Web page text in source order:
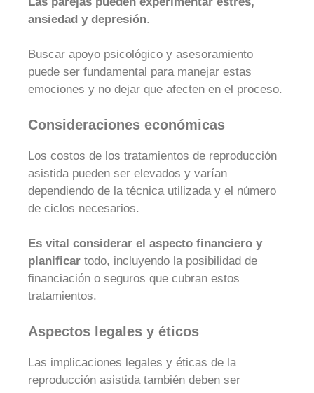
ansiedad y depresión.
Buscar apoyo psicológico y asesoramiento
puede ser fundamental para manejar estas
emociones y no dejar que afecten en el proceso.
Consideraciones económicas
Los costos de los tratamientos de reproducción
asistida pueden ser elevados y varían
dependiendo de la técnica utilizada y el número
de ciclos necesarios.
Es vital considerar el aspecto financiero y
planificar todo, incluyendo la posibilidad de
financiación o seguros que cubran estos
tratamientos.
Aspectos legales y éticos
Las implicaciones legales y éticas de la
reproducción asistida también deben ser